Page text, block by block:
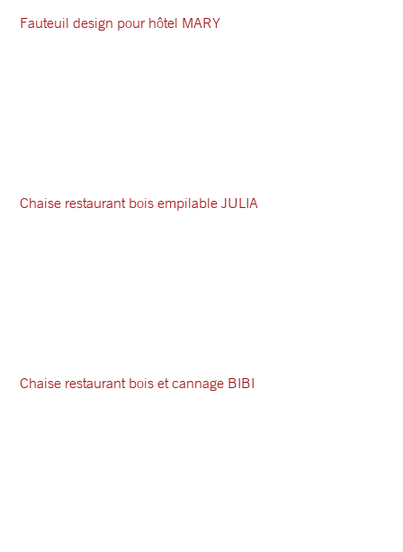
Fauteuil design pour hôtel MARY
Chaise restaurant bois empilable JULIA
Chaise restaurant bois et cannage BIBI